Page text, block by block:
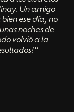
Un amigo
ese día, no
noches de
volvió a la